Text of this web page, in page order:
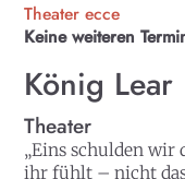
Theater ecce
Keine weiteren
König Lear
Theater
„Eins schulden wir
ihr fühlt – nicht